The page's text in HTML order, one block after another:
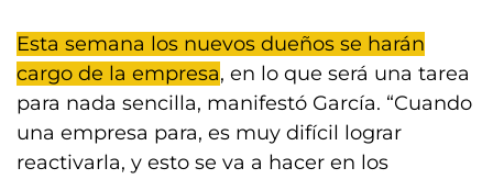
Esta semana los nuevos dueños se harán
cargo de la empresa, en lo que será una tarea
para nada sencilla, manifestó García. “Cuando
una empresa para, es muy difícil lograr
reactivarla, y esto se va a hacer en los